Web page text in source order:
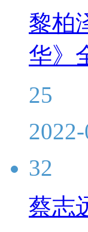
黎柏
华》
25
32
蔡志